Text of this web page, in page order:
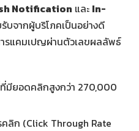
Notification และ In-
บจากผู้บริโภคเป็นอย่างดี
ารแคมเปญผ่านตัวเลขผลลัพธ์
มียอดคลิกสูงกว่า 270,000
คลิก (Click Through Rate